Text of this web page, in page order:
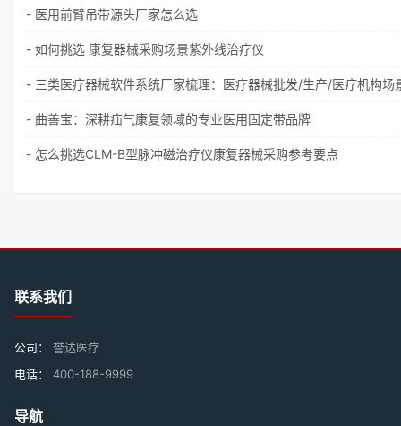
- 医用前臂吊带源头厂家怎么选
- 如何挑选 康复器械采购场景紫外线治疗仪
- 曲善宝：深耕疝气康复领域的专业医用固定带品牌
- 怎么挑选CLM-B型脉冲磁治疗仪康复器械采购参考要点
联系我们
公司：
誉达医疗
电话：
400-188-9999
导航